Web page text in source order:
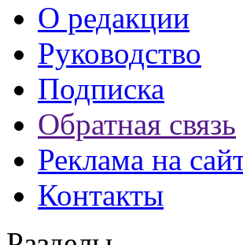
О редакции
Руководство
Подписка
Обратная связь
Реклама на
Контакты